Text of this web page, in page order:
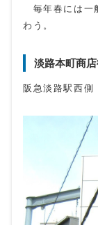
毎年春には一
わう。
淡路本町商
阪急淡路駅西側